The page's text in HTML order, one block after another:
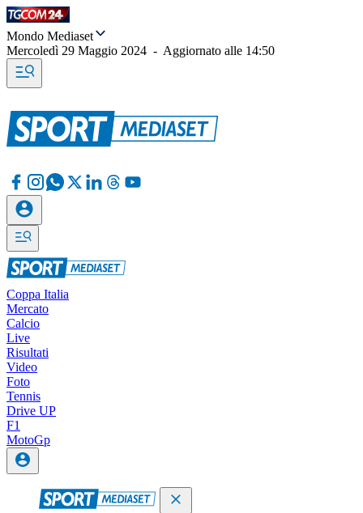
Mondo Mediaset
Mercoledì 29 Maggio 2024 - Aggiornato alle 14:50
Coppa Italia
Mercato
Calcio
Live
Risultati
Video
Foto
Tennis
Drive UP
F1
MotoGp